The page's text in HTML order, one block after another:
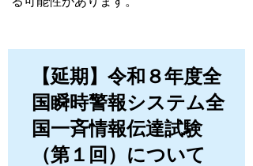
【延期】令和８年度全
国瞬時警報システム全
国一斉情報伝達試験
（第１回）について